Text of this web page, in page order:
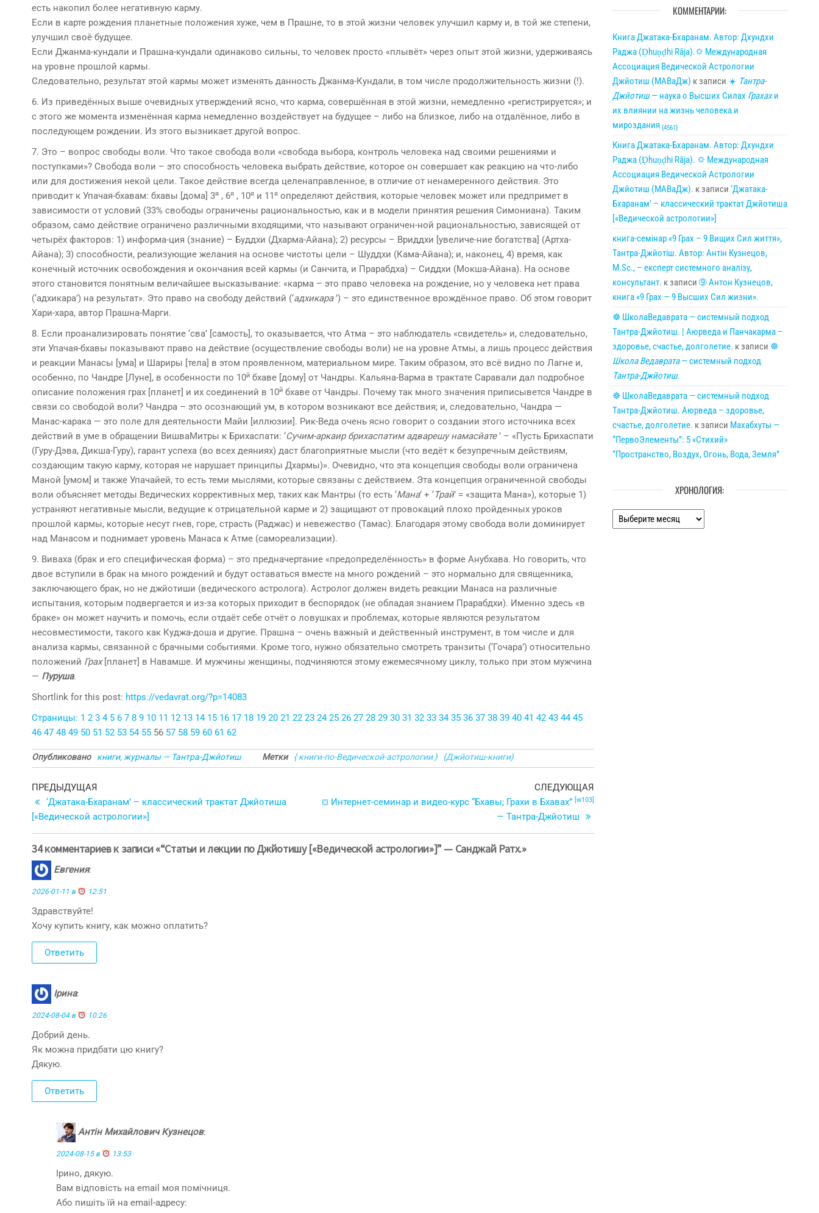
есть накопил более негативную карму.
Если в карте рождения планетные положения хуже, чем в Прашне, то в этой жизни человек улучшил карму и, в той же степени,
улучшил своё будущее.
Если Джанма-кундали и Прашна-кундали одинаково сильны, то человек просто «плывёт» через опыт этой жизни, удерживаясь
на уровне прошлой кармы.
Следовательно, результат этой кармы может изменять данность Джанма-Кундали, в том числе продолжительность жизни (!).
6. Из приведённых выше очевидных утверждений ясно, что карма, совершённая в этой жизни, немедленно «регистрируется»; и
с этого же момента изменённая карма немедленно воздействует на будущее – либо на близкое, либо на отдалённое, либо в
последующем рождении. Из этого вызникает другой вопрос.
7. Это – вопрос свободы воли. Что такое свобода воли «свобода выбора, контроль человека над своими решениями и
поступками»? Свобода воли – это способность человека выбрать действие, которое он совершает как реакцию на что-либо
или для достижения некой цели. Такое действие всегда целенаправленное, в отличие от ненамеренного действия. Это
приводит к Упачая-бхавам: бхавы [дома] 3я , 6я , 10я и 11я определяют действия, которые человек может или предпримет в
зависимости от условий (33% свободы ограничены рациональностью, как и в модели принятия решения Симониана). Таким
образом, само действие ограничено различными входящими, что называют ограничен-ной рациональностью, зависящей от
четырёх факторов: 1) информа-ция (знание) – Буддхи (Дхарма-Айана); 2) ресурсы – Вриддхи [увеличе-ние богатства] (Артха-
Айана); 3) способности, реализующие желания на основе чистоты цели – Шуддхи (Кама-Айана); и, наконец, 4) время, как
конечный источник освобождения и окончания всей кармы (и Санчита, и Прарабдха) – Сиддхи (Мокша-Айана). На основе
этого становится понятным величайшее высказывание: «карма – это право человека на рождение, но у человека нет права
(‘адхикара’) на результат». Это право на свободу действий (‘адхикара’) – это единственное врождённое право. Об этом говорит
Хари-хара, автор Прашна-Марги.
8. Если проанализировать понятие ‘сва’ [самость], то оказывается, что Атма – это наблюдатель «свидетель» и, следовательно,
эти Упачая-бхавы показывают право на действие (осуществление свободы воли) не на уровне Атмы, а лишь процесс действия
и реакции Манасы [ума] и Шариры [тела] в этом проявленном, материальном мире. Таким образом, это всё видно по Лагне и,
особенно, по Чандре [Луне], в особенности по 10й бхаве [дому] от Чандры. Кальяна-Варма в трактате Саравали дал подробное
описание положения грах [планет] и их соединений в 10й бхаве от Чандры. Почему так много значения приписывется Чандре в
связи со свободой воли? Чандра – это осознающий ум, в котором возникают все действия; и, следовательно, Чандра —
Манас-карака — это поле для деятельности Майи [иллюзии]. Рик-Веда очень ясно говорит о создании этого источника всех
действий в уме в обращении ВишваМитры к Брихаспати: ‘Сучим-аркаир брихаспатим адварешу намасйате’ – «Пусть Брихаспати
(Гуру-Дэва, Дикша-Гуру), гарант успеха (во всех деяниях) даст благоприятные мысли (что ведёт к безупречным действиям,
создающим такую карму, которая не нарушает принципы Дхармы)». Очевидно, что эта концепция свободы воли ограничена
Маной [умом] и также Упачайей, то есть теми мыслями, которые связаны с действием. Эта концепция ограниченной свободы
воли объясняет методы Ведических коррективных мер, таких как Мантры (то есть ‘Мана’ + ‘Трай’ = «защита Мана»), которые 1)
устраняют негативные мысли, ведущие к отрицательной карме и 2) защищают от провокаций плохо пройденных уроков
прошлой кармы, которые несут гнев, горе, страсть (Раджас) и невежество (Тамас). Благодаря этому свобода воли доминирует
над Манасом и поднимает уровень Манаса к Атме (самореализации).
9. Виваха (брак и его специфическая форма) – это предначертание «предопределённость» в форме Анубхава. Но говорить, что
двое вступили в брак на много рождений и будут оставаться вместе на много рождений – это нормально для священника,
заключающего брак, но не джйотиши (ведического астролога). Астролог должен видеть реакции Манаса на различные
испытания, которым подвергается и из-за которых приходит в беспорядок (не обладая знанием Прарабдхи). Именно здесь «в
браке» он может научить и помочь, если отдаёт себе отчёт о ловушках и проблемах, которые являются результатом
несовместимости, такого как Куджа-доша и другие. Прашна – очень важный и действенный инструмент, в том числе и для
анализа кармы, связанной с брачными событиями. Кроме того, нужно обязательно смотреть транзиты (‘Гочара’) относительно
положений Грах[планет] в Навамше. И мужчины женщины, подчиняются этому ежемесячному циклу, только при этом мужчина
— Пуруша.
Shortlink for this post: https://vedavrat.org/?p=14083
Страницы: 1 2 3 4 5 6 7 8 9 10 11 12 13 14 15 16 17 18 19 20 21 22 23 24 25 26 27 28 29 30 31 32 33 34 35 36 37 38 39 40 41 42 43 44 45
46 47 48 49 50 51 52 53 54 55 56 57 58 59 60 61 62
Опубликовано книги, журналы — Тантра-Джйотиш Метки { книги-по-Ведической-астрологии } {Джйотиш-книги}
Навигация
по
записям
Предыдущая
запись
ПРЕДЫДУЩАЯ
‘Джатака-Бхаранам’ – классический трактат Джйотиша
[«Ведической астрологии»]
Следующая
запись
СЛЕДУЮЩАЯ
⛋ Интернет-семинар и видео-курс “Бхавы; Грахи в Бхавах” [w103]
— Тантра-Джйотиш
34 комментариев к записи «“Статьи и лекции по Джйотишу [«Ведической астрологии»]” — Санджай Ратх.»
Евгения:
2026-01-11 в 12:51
Здравствуйте!
Хочу купить книгу, как можно оплатить?
Ответить
Ірина:
2024-08-04 в 10:26
Добрий день.
Як можна придбати цю книгу?
Дякую.
Ответить
Антін Михайлович Кузнецов:
2024-08-15 в 13:53
Ірино, дякую.
Вам відповість на email моя помічниця.
Або пишіть їй на email-адресу:
КОММЕНТАРИИ:
Книга Джатака-Бхаранам. Автор: Дхундхи
Раджа (Ḍhuṇḍhi Rāja).🌣 Международная
Ассоциация Ведической Астрологии
Джйотиш (МАВаДж) к записи ☀ Тантра-
Джйотиш— наука о Высших Силах Грахахи
их влиянии на жизнь человека и
мироздания {4561}
Книга Джатака-Бхаранам. Автор: Дхундхи
Раджа (Ḍhuṇḍhi Rāja). 🌣 Международная
Ассоциация Ведической Астрологии
Джйотиш (МАВаДж). к записи ‘Джатака-
Бхаранам’ – классический трактат Джйотиша
[«Ведической астрологии»]
книга-семінар «9 Грах – 9 Вищих Сил життя»,
Тантра-Джйотіш. Автор: Антін Кузнецов,
M.Sc., – експерт системного аналізу,
консультант. к записи ➈ Антон Кузнецов,
книга «9 Грах — 9 Высших Сил жизни».
☸ ШколаВедаврата — системный подход
Тантра-Джйотиш. | Аюрведа и Панчакарма –
здоровье, счастье, долголетие. к записи ☸
Школа Ведаврата— системный подход
Тантра-Джйотиш.
☸ ШколаВедаврата — системный подход
Тантра-Джйотиш. Аюрведа – здоровье,
счастье, долголетие. к записи Махабхуты —
“ПервоЭлементы”: 5 «Стихий»
“Пространство, Воздух, Огонь, Вода, Земля”
ХРОНОЛОГИЯ:
Хронология: